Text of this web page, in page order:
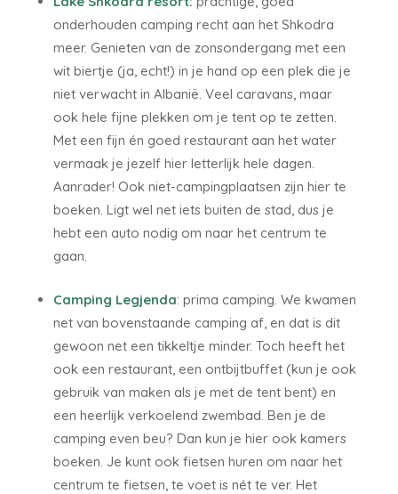
onderhouden camping recht aan het Shkodra
meer. Genieten van de zonsondergang met een
wit biertje (ja, echt!) in je hand op een plek die je
niet verwacht in Albanië. Veel caravans, maar
ook hele fijne plekken om je tent op te zetten.
Met een fijn én goed restaurant aan het water
vermaak je jezelf hier letterlijk hele dagen.
Aanrader! Ook niet-campingplaatsen zijn hier te
boeken. Ligt wel net iets buiten de stad, dus je
hebt een auto nodig om naar het centrum te
gaan.
Camping Legjenda: prima camping. We kwamen
net van bovenstaande camping af, en dat is dit
gewoon net een tikkeltje minder. Toch heeft het
ook een restaurant, een ontbijtbuffet (kun je ook
gebruik van maken als je met de tent bent) en
een heerlijk verkoelend zwembad. Ben je de
camping even beu? Dan kun je hier ook kamers
boeken. Je kunt ook fietsen huren om naar het
centrum te fietsen, te voet is nét te ver. Het